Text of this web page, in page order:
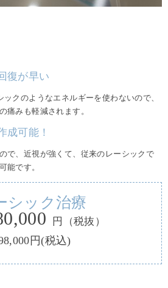
復が早い
クのようなエネルギーを使わないので、
痛みも軽減されます。
成可能！
で、近視が強くて、従来のレーシックで
能です。
シック治療
円 （税抜）
円(税込)